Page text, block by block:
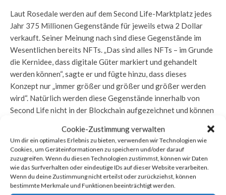
Cookie-Zustimmung verwalten
Um dir ein optimales Erlebnis zu bieten, verwenden wir Technologien wie
Cookies, um Geräteinformationen zu speichern und/oder darauf
zuzugreifen. Wenn du diesen Technologien zustimmst, können wir Daten
wie das Surfverhalten oder eindeutige IDs auf dieser Website verarbeiten.
Wenn du deine Zustimmung nicht erteilst oder zurückziehst, können
bestimmte Merkmale und Funktionen beeinträchtigt werden.
Laut Rosedale werden auf dem Second Life-Marktplatz jedes
Jahr 375 Millionen Gegenstände für jeweils etwa 2 Dollar
verkauft. Seiner Meinung nach sind diese Gegenstände im
Wesentlichen bereits NFTs. „Das sind alles NFTs – im Grunde
die Kernidee, dass digitale Güter markiert und gehandelt
werden können“, sagte er und fügte hinzu, dass dieses
Konzept nur „immer größer und größer und größer werden
wird“. Natürlich werden diese Gegenstände innerhalb von
Second Life nicht in der Blockchain aufgezeichnet und können
wesentliche Eigenschaft von NFTs ist.“
Im 19. Jahr seines Bestehens erwirtschaftet Second Life nach
eigenen Angaben ein jährliches Bruttoinlandsprodukt von
650 Millionen Dollar, und auf seinem Marktplatz werden über
8 Millionen einzigartige Gegenstände verkauft.